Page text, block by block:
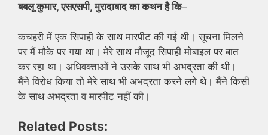
बबलू कुमार, एसएसपी, मुरादाबाद का कथन है कि–
कचहरी में एक सिपाही के साथ मारपीट की गई थी। सूचना मिलने
पर मैं मौके पर गया था। मेरे साथ मौजूद सिपाही मोबाइल पर बात
कर रहा था। अधिवक्ताओं ने उसके साथ भी अभद्रता की थी।
मैंने विरोध किया तो मेरे साथ भी अभद्रता करने लगे थे। मैंने किसी
के साथ अभद्रता व मारपीट नहीं की।
Related Posts: